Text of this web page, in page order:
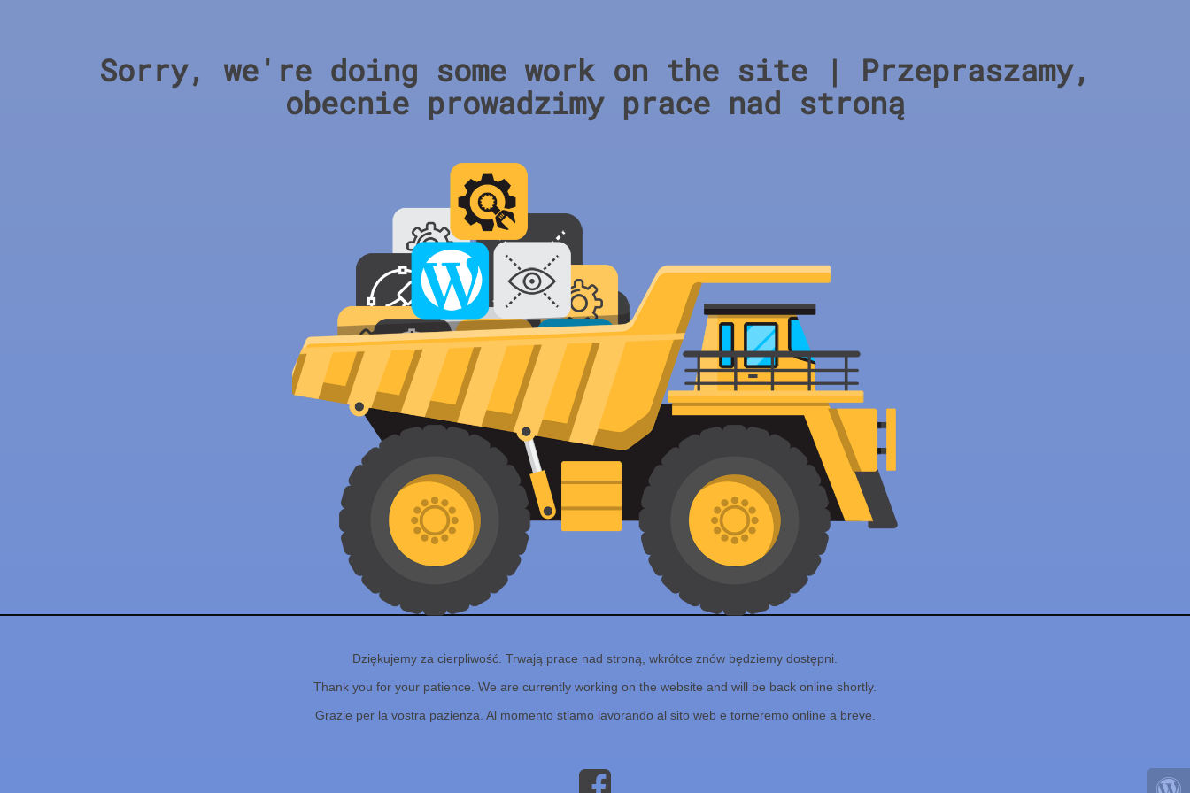
Sorry, we're doing some work on the site | Przepraszamy,
obecnie prowadzimy prace nad stroną
Dziękujemy za cierpliwość. Trwają prace nad stroną, wkrótce znów będziemy dostępni.
Thank you for your patience. We are currently working on the website and will be back online shortly.
Grazie per la vostra pazienza. Al momento stiamo lavorando al sito web e torneremo online a breve.